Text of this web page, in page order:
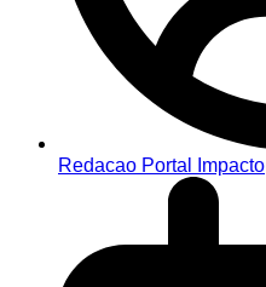
Redacao Portal Impacto